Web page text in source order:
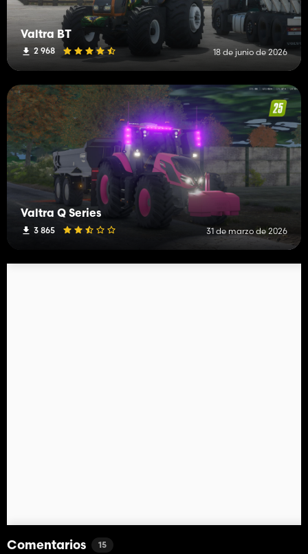
Valtra BT
2 968 18 de junio de 2026
Valtra Q Series
3 865 31 de marzo de 2026
Comentarios 15